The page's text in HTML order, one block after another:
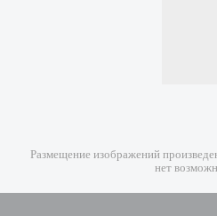
Размещение изображений
нет